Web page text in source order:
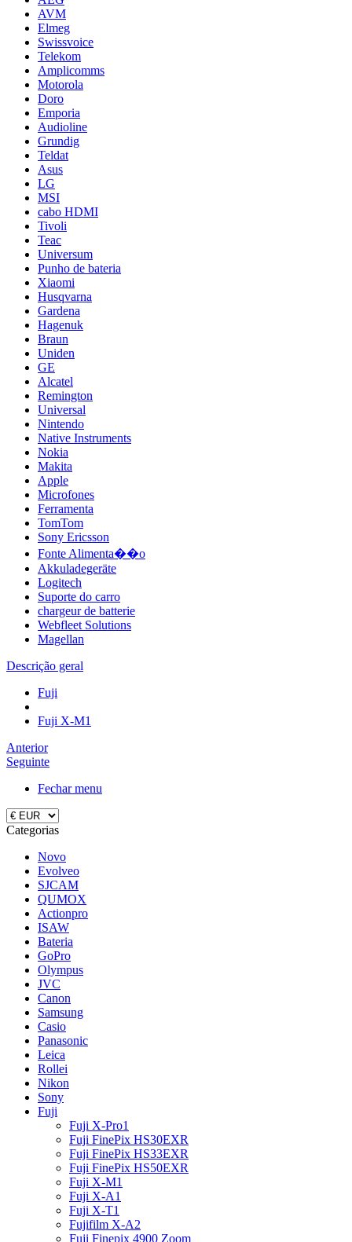
AVM
Elmeg
Swissvoice
Telekom
Amplicomms
Motorola
Doro
Emporia
Audioline
Grundig
Teldat
Asus
LG
MSI
cabo HDMI
Tivoli
Teac
Universum
Punho de bateria
Xiaomi
Husqvarna
Gardena
Hagenuk
Braun
Uniden
GE
Alcatel
Remington
Universal
Nintendo
Native Instruments
Nokia
Makita
Apple
Microfones
Ferramenta
TomTom
Sony Ericsson
Fonte Alimenta��o
Akkuladegeräte
Logitech
Suporte do carro
chargeur de batterie
Webfleet Solutions
Magellan
Descrição geral
Fuji
Fuji X-M1
Anterior
Seguinte
Fechar menu
Categorias
Novo
Evolveo
SJCAM
QUMOX
Actionpro
ISAW
Bateria
GoPro
Olympus
JVC
Canon
Samsung
Casio
Panasonic
Leica
Rollei
Nikon
Sony
Fuji
Fuji X-Pro1
Fuji FinePix HS30EXR
Fuji FinePix HS33EXR
Fuji FinePix HS50EXR
Fuji X-M1
Fuji X-A1
Fuji X-T1
Fujifilm X-A2
Fuji Finepix 4900 Zoom